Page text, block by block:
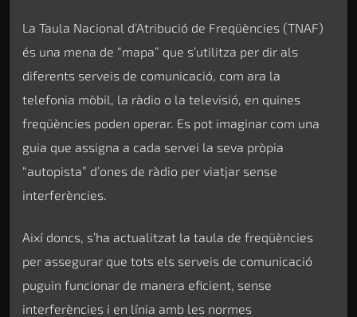
La Taula Nacional d’Atribució de Freqüències (TNAF)
és una mena de “mapa” que s’utilitza per dir als
diferents serveis de comunicació, com ara la
telefonia mòbil, la ràdio o la televisió, en quines
freqüències poden operar. Es pot imaginar com una
guia que assigna a cada servei la seva pròpia
“autopista” d’ones de ràdio per viatjar sense
interferències.
Així doncs, s’ha actualitzat la taula de freqüències
per assegurar que tots els serveis de comunicació
puguin funcionar de manera eficient, sense
interferències i en línia amb les normes